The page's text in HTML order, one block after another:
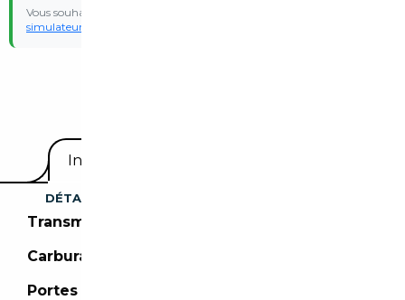
Vous souhaitez une estimation personnalisée ? Essayez notre
simulateur de malus
Informations utiles
DÉTAILS DU VÉHICULE
Transmission :
Carburant :
Portes :